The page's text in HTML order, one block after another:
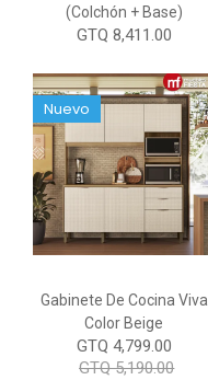
(Colchón + Base)
GTQ 8,411.00
Gabinete De Cocina Viva
Color Beige
Nuevo
GTQ 4,799.00
GTQ 5,190.00